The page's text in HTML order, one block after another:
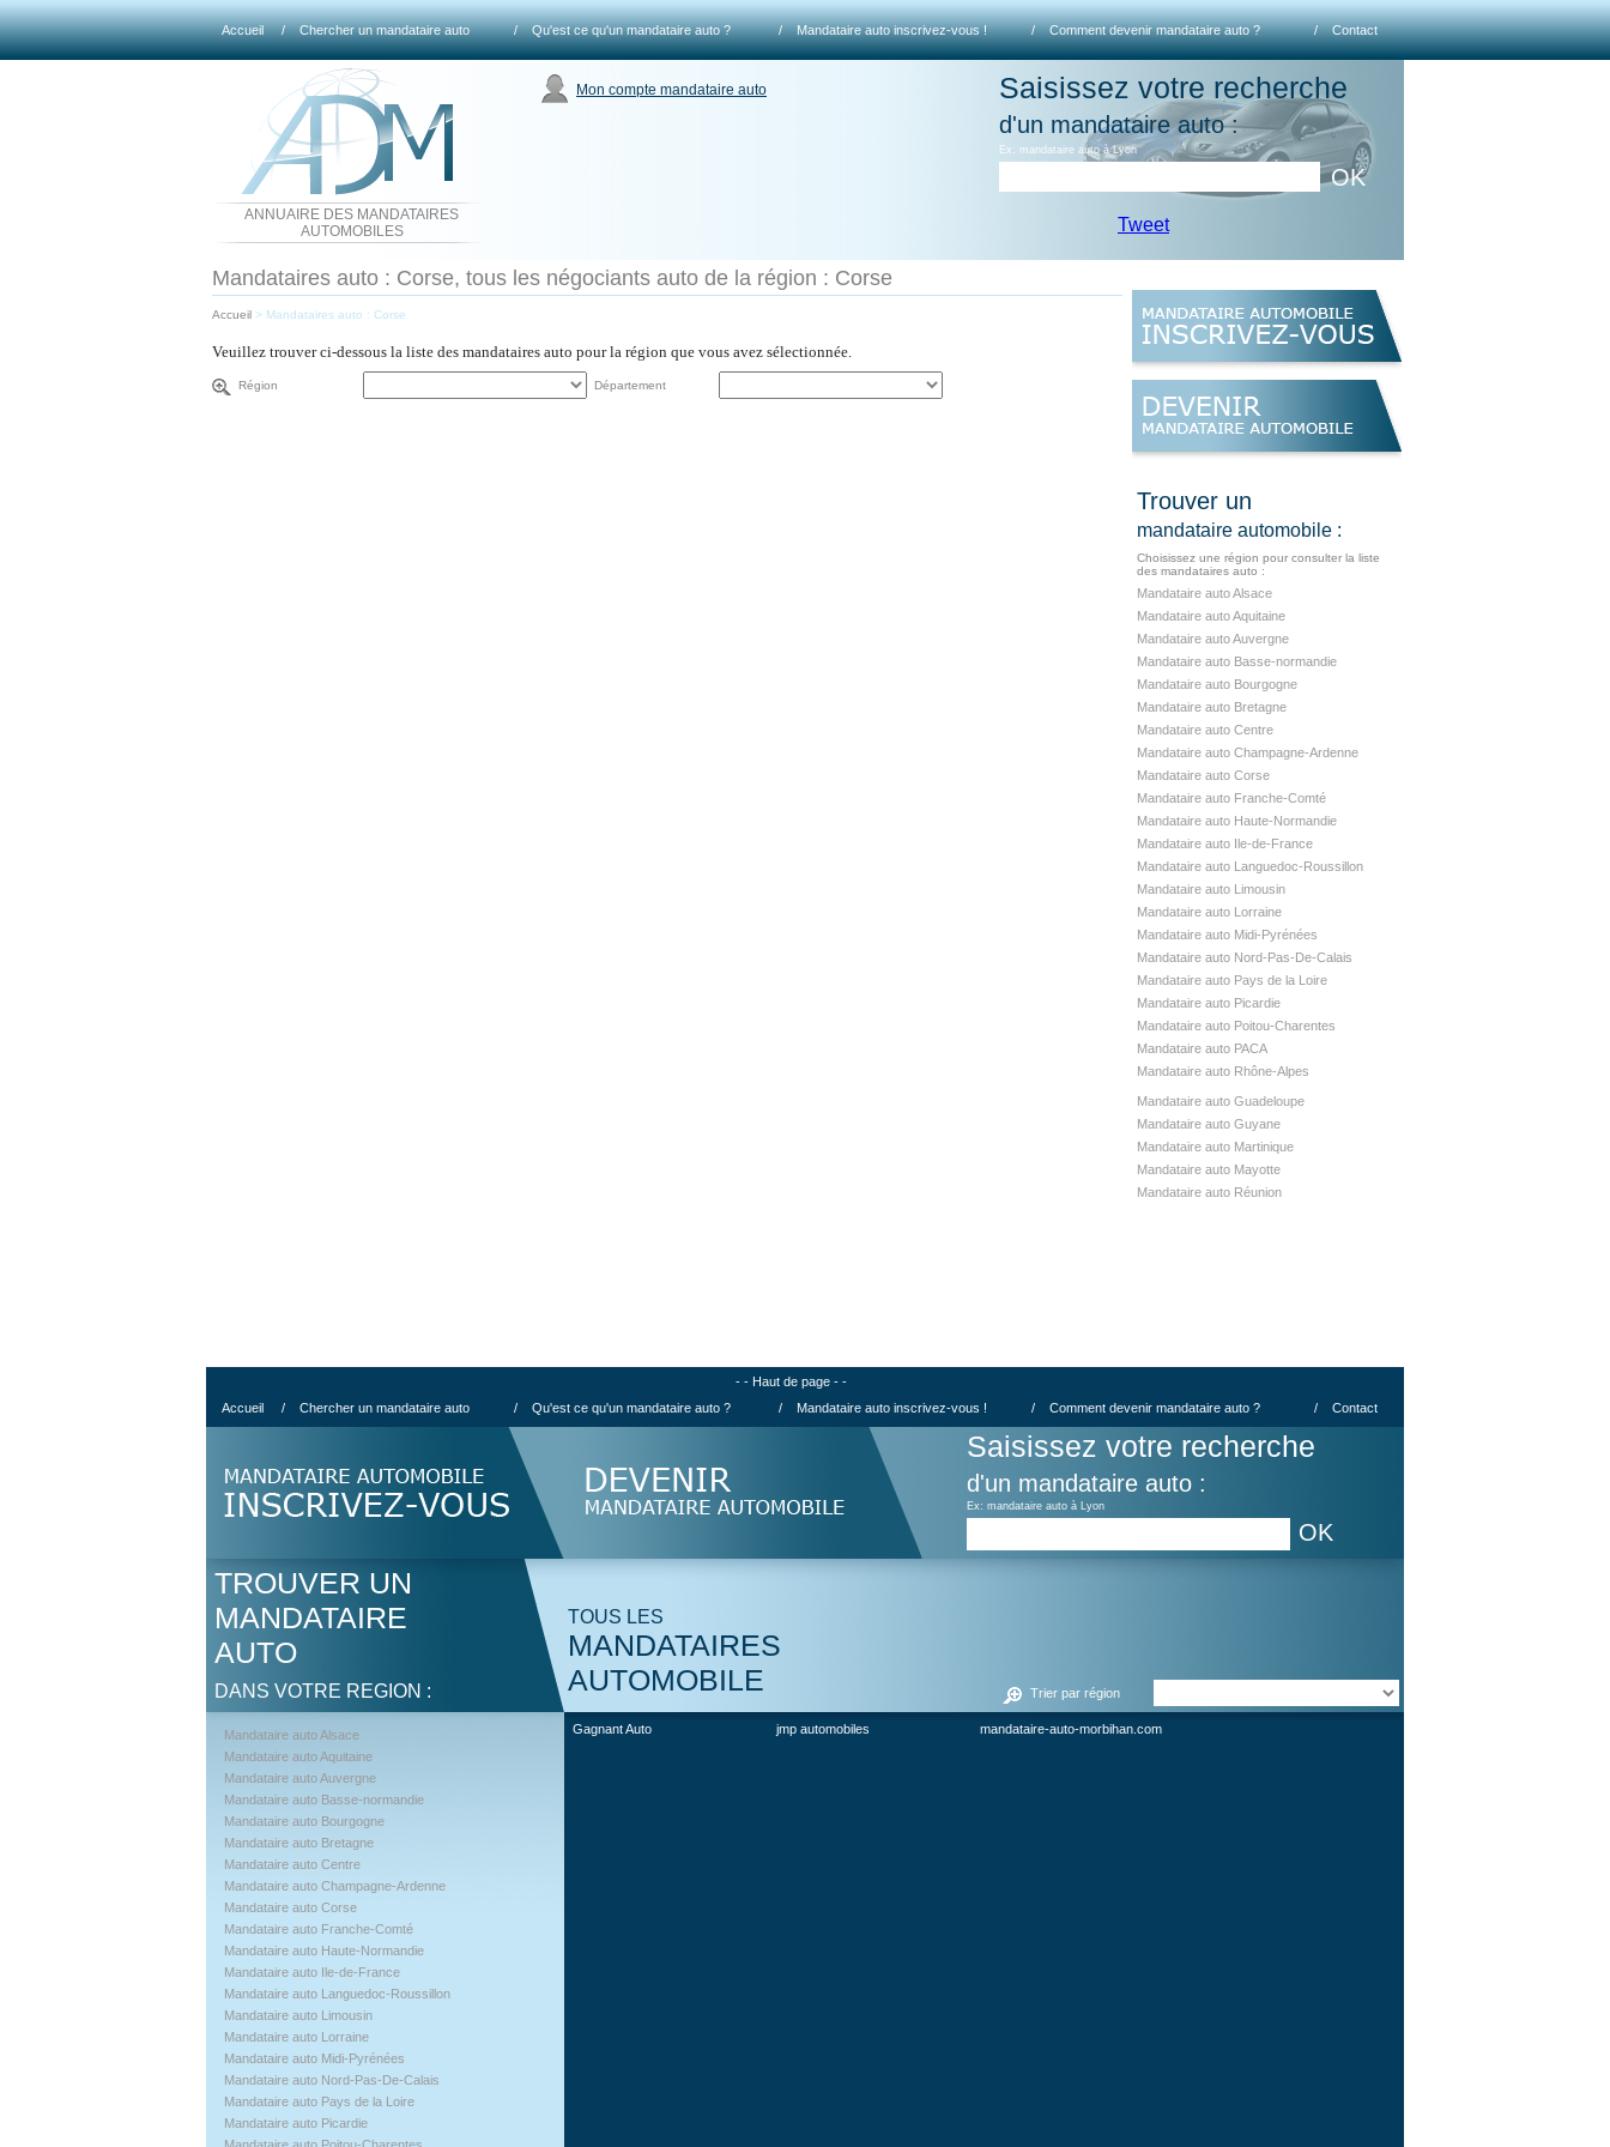
Accueil / Chercher un mandataire auto / Qu'est ce qu'un mandataire auto ? / Mandataire auto inscrivez-vous ! / Comment devenir mandataire auto ? / Contact
ANNUAIRE DES MANDATAIRES
AUTOMOBILES
Mon compte mandataire auto Saisissez votre recherche
d'un mandataire auto :
Ex: mandataire auto à Lyon
OK
Tweet
Mandataires auto : Corse, tous les négociants auto de la région : Corse
Accueil > Mandataires auto : Corse
Veuillez trouver ci-dessous la liste des mandataires auto pour la région que vous avez sélectionnée.
Région Département
Trouver un
mandataire automobile :
Choisissez une région pour consulter la liste
des mandataires auto :
Mandataire auto Alsace
Mandataire auto Aquitaine
Mandataire auto Auvergne
Mandataire auto Basse-normandie
Mandataire auto Bourgogne
Mandataire auto Bretagne
Mandataire auto Centre
Mandataire auto Champagne-Ardenne
Mandataire auto Corse
Mandataire auto Franche-Comté
Mandataire auto Haute-Normandie
Mandataire auto Ile-de-France
Mandataire auto Languedoc-Roussillon
Mandataire auto Limousin
Mandataire auto Lorraine
Mandataire auto Midi-Pyrénées
Mandataire auto Nord-Pas-De-Calais
Mandataire auto Pays de la Loire
Mandataire auto Picardie
Mandataire auto Poitou-Charentes
Mandataire auto PACA
Mandataire auto Rhône-Alpes
Mandataire auto Guadeloupe
Mandataire auto Guyane
Mandataire auto Martinique
Mandataire auto Mayotte
Mandataire auto Réunion
- - Haut de page - -
Accueil
/ Chercher un mandataire auto / Qu'est ce qu'un mandataire auto ? / Mandataire auto inscrivez-vous ! / Comment devenir mandataire auto ? / Contact
OK
Saisissez votre recherche
d'un mandataire auto :
Ex: mandataire auto à Lyon
Trier par région
TOUS LES
MANDATAIRES
AUTOMOBILE
TROUVER UN
MANDATAIRE
AUTO
DANS VOTRE REGION :
Mandataire auto Alsace
Mandataire auto Aquitaine
Mandataire auto Auvergne
Mandataire auto Basse-normandie
Mandataire auto Bourgogne
Mandataire auto Bretagne
Mandataire auto Centre
Mandataire auto Champagne-Ardenne
Mandataire auto Corse
Mandataire auto Franche-Comté
Mandataire auto Haute-Normandie
Mandataire auto Ile-de-France
Mandataire auto Languedoc-Roussillon
Mandataire auto Limousin
Mandataire auto Lorraine
Mandataire auto Midi-Pyrénées
Mandataire auto Nord-Pas-De-Calais
Mandataire auto Pays de la Loire
Mandataire auto Picardie
Gagnant Auto jmp automobiles mandataire-auto-morbihan.com